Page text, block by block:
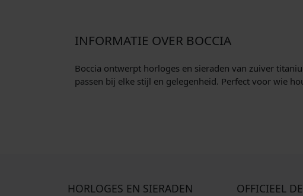
INFORMATIE OVER BOCCIA
Boccia ontwerpt horloges en sieraden van zuiver
passen bij elke stijl en gelegenheid. Perfect voor wie
HORLOGES EN SIERADEN OFFICIEEL